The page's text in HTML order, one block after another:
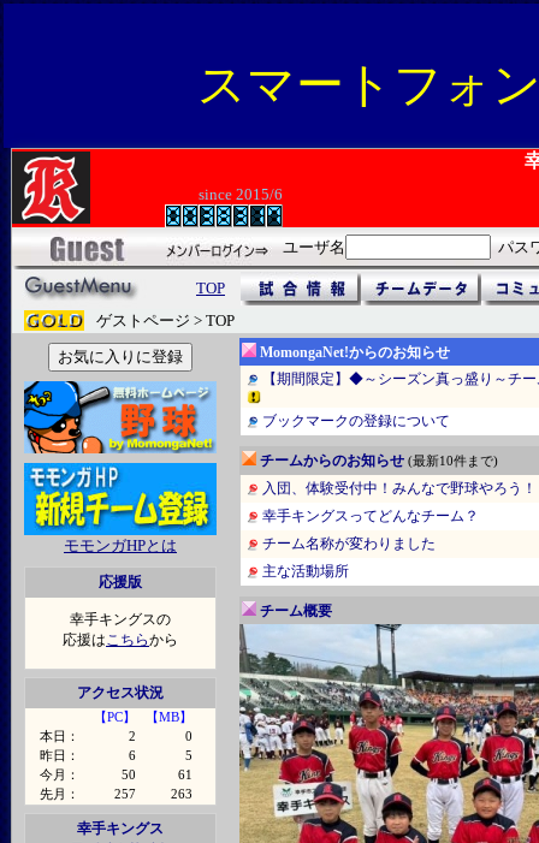
スマートフォ
since 2015/6
ユーザ名 パス
TOP
ゲストページ > TOP
モモンガHPとは
応援版
幸手キングスの
応援はこちらから
アクセス状況
【PC】
【MB】
本日：
2
0
昨日：
6
5
今月：
50
61
先月：
257 263
幸手キングス
MomongaNet!からのお知らせ
【期間限定】◆～シーズン真っ盛り～チ
ブックマークの登録について
チームからのお知らせ (最新10件まで)
入団、体験受付中！みんなで野球やろう！
幸手キングスってどんなチーム？
チーム名称が変わりました
主な活動場所
チーム概要